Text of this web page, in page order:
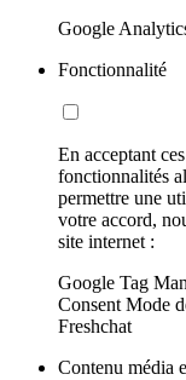
Google
Fonctionnalité
En acceptant
fonctionnalités
permettre une
votre accord,
site internet :
Google Tag
Consent Mode
Freshchat
Contenu média